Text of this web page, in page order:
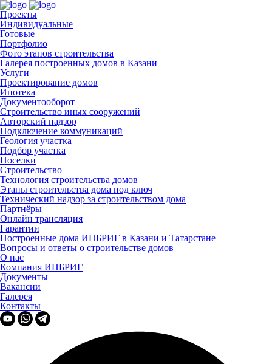
Проекты
Индивидуальные
Готовые
Портфолио
Фото этапов строительства
Галерея построенных домов в Казани
Услуги
Проектирование домов
Ипотека
Документооборот
Строительство иных сооружений
Авторский надзор
Подключение коммуникаций
Геология участка
Подбор участка
Поселки
Строительство
Технология строительства домов
Этапы строительства дома под ключ
Технический надзор за строительством дома
Партнёры
Онлайн трансляция
Гарантии
Построенные дома ИНБРИГ в Казани и Татарстане
Вопросы и ответы о строительстве домов
О нас
Компания ИНБРИГ
Документы
Вакансии
Галерея
Контакты